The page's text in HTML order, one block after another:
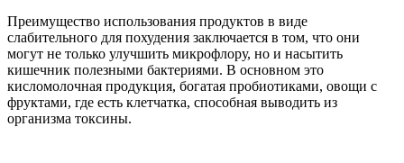
Преимущество использования продуктов в виде
слабительного для похудения заключается в том, что они
могут не только улучшить микрофлору, но и насытить
кишечник полезными бактериями. В основном это
кисломолочная продукция, богатая пробиотиками, овощи с
фруктами, где есть клетчатка, способная выводить из
организма токсины.